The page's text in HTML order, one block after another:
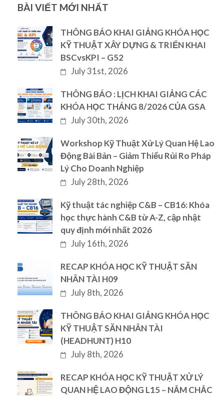
BÀI VIẾT MỚI NHẤT
THÔNG BÁO KHAI GIẢNG KHÓA HỌC
KỸ THUẬT XÂY DỰNG & TRIỂN KHAI
BSCvsKPI – G52
July 31st, 2026
THÔNG BÁO : LỊCH KHAI GIẢNG CÁC
KHÓA HỌC THÁNG 8/2026 CỦA GSA
July 30th, 2026
Workshop Kỹ Thuật Xử Lý Quan Hệ Lao
Động Bài Bản – Giảm Thiểu Rủi Ro Pháp
Lý Cho Doanh Nghiệp
July 28th, 2026
Kỹ thuật tác nghiệp C&B – CB16: Khóa
học thực hành C&B từ A-Z, cập nhật
quy định mới nhất 2026
July 16th, 2026
RECAP KHÓA HỌC KỸ THUẬT SĂN
NHÂN TÀI H09
July 8th, 2026
THÔNG BÁO KHAI GIẢNG KHÓA HỌC
KỸ THUẬT SĂN NHÂN TÀI
(HEADHUNT) H10
July 8th, 2026
RECAP KHÓA HỌC KỸ THUẬT XỬ LÝ
QUAN HỆ LAO ĐỘNG L15 – NẮM CHẮC